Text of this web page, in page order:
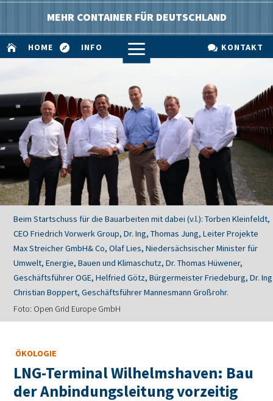
MEHR CONTAINER FÜR DEUTSCHLAND
 HOME  INFO a  KONTAKT
Beim Startschuss für die Bauarbeiten mit dabei (v.l.): Torben Kleinfeldt,
CEO Friedrich Vorwerk Group, Dr. Ing, Thomas Jung, Leiter Projekte
Max Streicher GmbH& Co, Olaf Lies, Niedersächsischer Minister für
Umwelt, Energie, Bauen und Klimaschutz, Dr. Thomas Hüwener,
Geschäftsführer OGE, Helfried Götz, Bürgermeister Friedeburg, Dr. Ing
Christian Boppert, Geschäftsführer Mannesmann Großrohr.
Foto: Open Grid Europe GmbH
ÖKOLOGIE
LNG-Terminal Wilhelmshaven: Bau
der Anbindungsleitung vorzeitig